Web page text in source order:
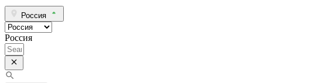
Россия
Россия